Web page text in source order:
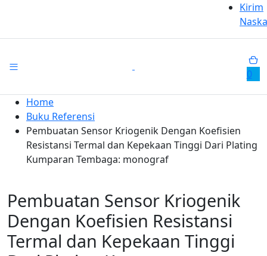
Kirim
0
Home
Buku Referensi
Pembuatan Sensor Kriogenik Dengan Koefisien
Resistansi Termal dan Kepekaan Tinggi Dari Plating
Kumparan Tembaga: monograf
Pembuatan Sensor Kriogenik
Dengan Koefisien Resistansi
Termal dan Kepekaan Tinggi